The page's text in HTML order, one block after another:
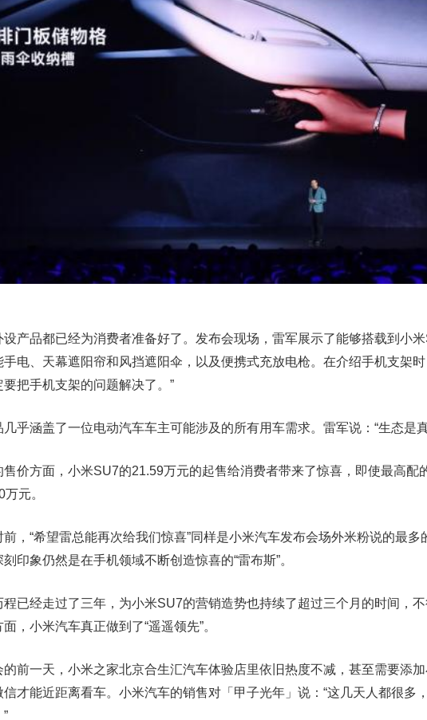
设产品都已经为消费者准备好了。发布会现场，雷军展示了能够搭载到小
电、天幕遮阳帘和风挡遮阳伞，以及便携式充放电枪。在介绍手机支架时
把手机支架的问题解决了。”
乎涵盖了一位电动汽车车主可能涉及的所有用车需求。雷军说：“生态是
售价方面，小米SU7的21.59万元的起售给消费者带来了惊喜，即使最高配
元。
，“希望雷总能再次给我们惊喜”同样是小米汽车发布会场外米粉说的最多
印象仍然是在手机领域不断创造惊喜的“雷布斯”。
程已经走过了三年，为小米SU7的营销造势也持续了超过三个月的时间，
，小米汽车真正做到了“遥遥领先”。
的前一天，小米之家北京合生汇汽车体验店里依旧热度不减，甚至需要添
信才能近距离看车。小米汽车的销售对「甲子光年」说：“这几天人都很多